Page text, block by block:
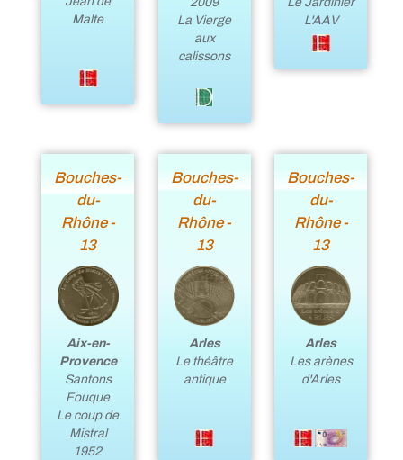
Malte
La Vierge
aux
calissons
L'AAV
Bouches-
du-
Rhône -
13
Aix-en-
Provence
Santons
Fouque
Le coup de
Mistral
1952
Bouches-
du-
Rhône -
13
Arles
Le théâtre
antique
Bouches-
du-
Rhône -
13
Arles
Les arènes
d'Arles